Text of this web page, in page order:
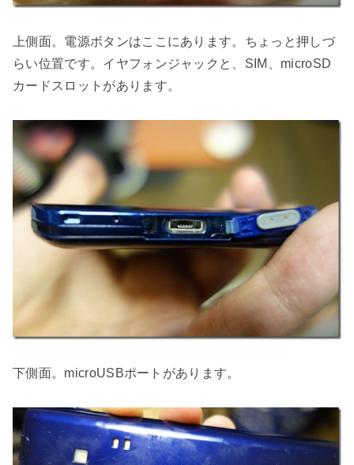
上側面。電源ボタンはここにあります。ちょっと押しづ
らい位置です。イヤフォンジャックと、SIM、microSD
カードスロットがあります。
下側面。microUSBポートがあります。